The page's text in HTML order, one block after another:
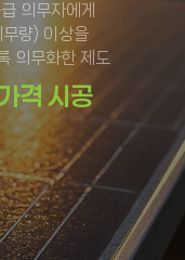
의무자에게
량) 이상을
의무화한 제도
격 시공